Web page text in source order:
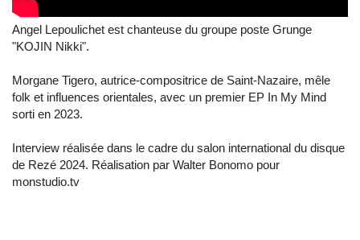
Angel Lepoulichet est chanteuse du groupe poste Grunge
"KOJIN Nikki".
Morgane Tigero, autrice-compositrice de Saint-Nazaire, mêle
folk et influences orientales, avec un premier EP In My Mind
sorti en 2023.
Interview réalisée dans le cadre du salon international du disque
de Rezé 2024. Réalisation par Walter Bonomo pour
monstudio.tv